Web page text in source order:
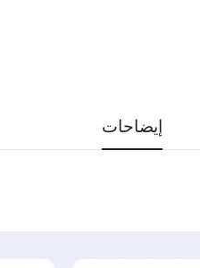
إيضاحات